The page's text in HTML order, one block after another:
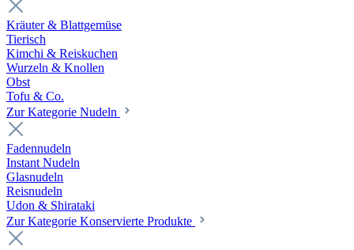
Kräuter & Blattgemüse
Tierisch
Kimchi & Reiskuchen
Wurzeln & Knollen
Obst
Tofu & Co.
Zur Kategorie Nudeln
Fadennudeln
Instant Nudeln
Glasnudeln
Reisnudeln
Udon & Shirataki
Zur Kategorie Konservierte Produkte